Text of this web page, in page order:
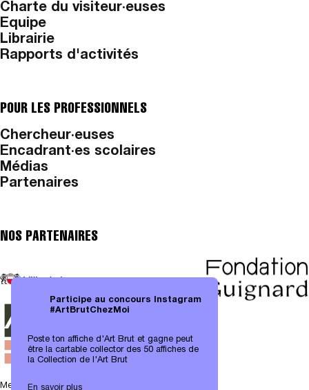
Participe au concours Instagram
#ArtBrutChezMoi
Poste ton affiche d'Art Brut et gagne peut
être la cartable collector des 50 affiches de
la Collection de l'Art Brut
Charte du visiteur·euses
Equipe
Librairie
Rapports d'activités
POUR LES PROFESSIONNELS
Chercheur·euses
Encadrant·es scolaires
Médias
Partenaires
NOS PARTENAIRES
Mentions légales|Protection des données